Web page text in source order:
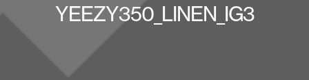
YEEZY350_LINEN_IG3